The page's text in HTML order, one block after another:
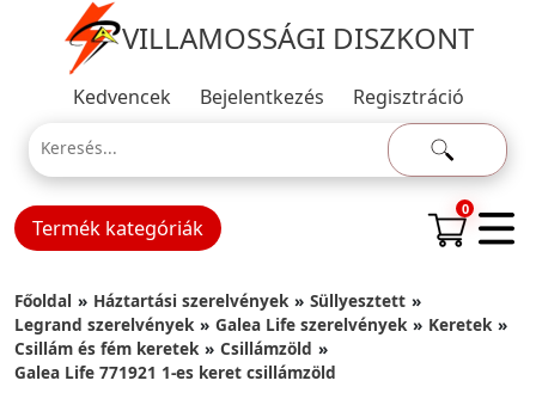
VILLAMOSSÁGI DISZKONT
Kedvencek Bejelentkezés Regisztráció
Termék kategóriák
0
Főoldal Háztartási szerelvények
Süllyesztett
Legrand szerelvények
Galea Life szerelvények
Keretek
Csillám és fém keretek
Csillámzöld
Galea Life 771921 1-es keret csillámzöld